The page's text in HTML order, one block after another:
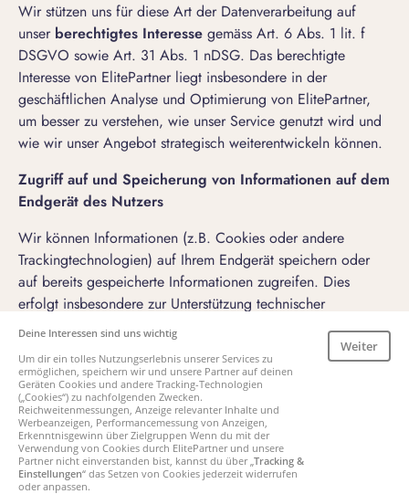
Wir stützen uns für diese Art der Datenverarbeitung auf
unser berechtigtes Interesse gemäss Art. 6 Abs. 1 lit. f
DSGVO sowie Art. 31 Abs. 1 nDSG. Das berechtigte
Interesse von ElitePartner liegt insbesondere in der
geschäftlichen Analyse und Optimierung von ElitePartner,
um besser zu verstehen, wie unser Service genutzt wird und
wie wir unser Angebot strategisch weiterentwickeln können.
Zugriff auf und Speicherung von Informationen auf dem
Endgerät des Nutzers
Wir können Informationen (z.B. Cookies oder andere
Trackingtechnologien) auf Ihrem Endgerät speichern oder
auf bereits gespeicherte Informationen zugreifen. Dies
erfolgt insbesondere zur Unterstützung technischer
Funktionen, zur Analyse der Nutzung, zur Optimierung und
Personalisierung unserer Dienste.
Soweit dieser Zugriff oder diese Speicherung
unbedingt erforderlichist, um ElitePartner bereitzustellen,
erfolgt diese nur auf Grundlage Ihrer Einwilligung
Art. Art. 5 Abs. 3 der EU-Richtlinie 2002/58/EG (ePrivacy-
Deine Interessen sind uns wichtig
Um dir ein tolles Nutzungserlebnis unserer Services zu
ermöglichen, speichern wir und unsere Partner auf deinen
Geräten Cookies und andere Tracking-Technologien
(„Cookies“) zu nachfolgenden Zwecken.
Reichweitenmessungen, Anzeige relevanter Inhalte und
Werbeanzeigen, Performancemessung von Anzeigen,
Erkenntnisgewinn über Zielgruppen Wenn du mit der
Verwendung von Cookies durch ElitePartner und unsere
Partner nicht einverstanden bist, kannst du über „Tracking &
Einstellungen“ das Setzen von Cookies jederzeit widerrufen
oder anpassen.
Weiter